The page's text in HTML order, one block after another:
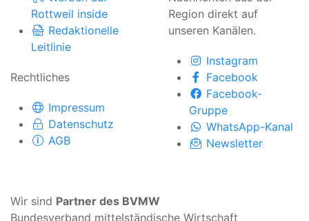
Rottweil inside
Redaktionelle
Leitlinie
Rechtliches
Impressum
Datenschutz
AGB
Region direkt auf
unseren Kanälen.
Instagram
Facebook
Facebook-
Gruppe
WhatsApp-Kanal
Newsletter
Wir sind Partner des BVMW
Bundesverband mittelständische Wirtschaft